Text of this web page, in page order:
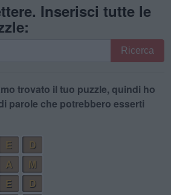
Inserisci tutte le
Ricerca
trovato il tuo puzzle, quindi ho
parole che potrebbero esserti
E
D
A
M
E
D